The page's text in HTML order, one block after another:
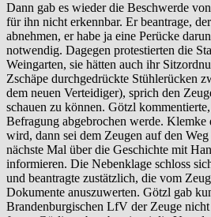
Dann gab es wieder die Beschwerde
für ihn nicht erkennbar. Er beantrage,
abnehmen, er habe ja eine Perücke
notwendig. Dagegen protestierten die
Weingarten, sie hätten auch ihr
Zschäpe durchgedrückte Stühlerücken
dem neuen Verteidiger), sprich den
schauen zu können. Götzl
Befragung abgebrochen werde. Klemke
wird, dann sei dem Zeugen auf den
nächste Mal über die Geschichte mit
informieren. Die Nebenklage schloss
und beantragte zustätzlich, die vom
Dokumente anuszuwerten. Götzl gab
Brandenburgischen LfV der Zeuge